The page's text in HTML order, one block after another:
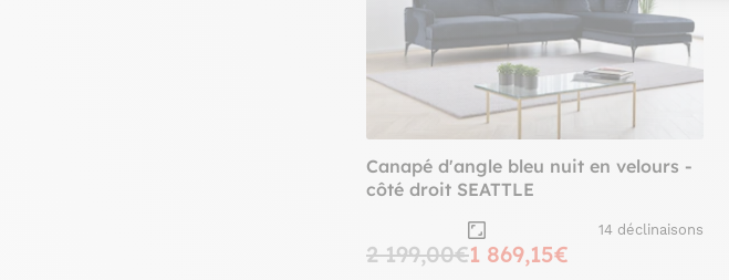
Canapé d'angle bleu nuit en velours -
côté droit SEATTLE
14 déclinaisons
2 199,00€1 869,15€